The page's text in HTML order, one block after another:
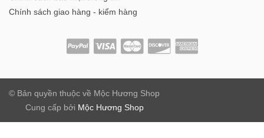
Chính sách giao hàng - kiểm hàng
© Bản quyền thuộc về Mộc Hương Shop
Cung cấp bởi Mộc Hương Shop